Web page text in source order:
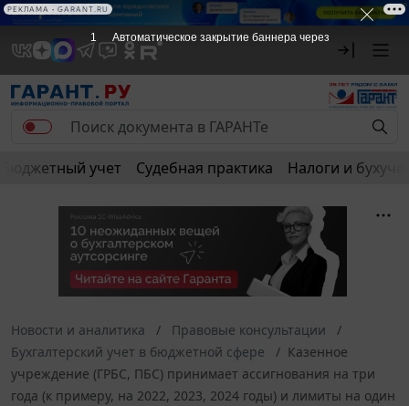
РЕКЛАМА
Бюджетный учет Судебная практика Налоги и
Новости и аналитика
Правовые консультации
Бухгалтерский учет в бюджетной сфере
Казенное
учреждение (ГРБС, ПБС) принимает ассигнования на три
года (к примеру, на 2022, 2023, 2024 годы) и лимиты на один
1 Автоматическое закрытие баннера через
РЕКЛАМА • GARANT.RU